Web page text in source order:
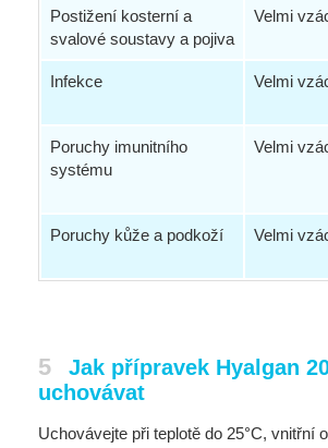
Postižení kosterní a
svalové soustavy a pojiva
Velmi
Infekce Velmi
Poruchy imunitního
systému
Velmi
Poruchy kůže a podkoží Velmi
5
Jak přípravek Hyalgan
uchovávat
Uchovávejte při teplotě do 25°C, vnitřní